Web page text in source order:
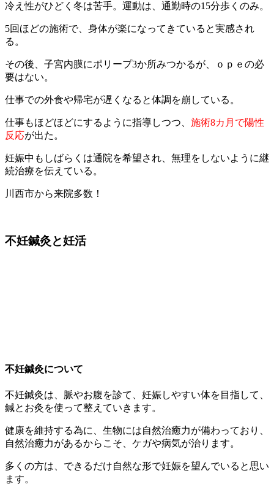
冷え性がひどく冬は苦手。 運動は、通勤時の15分歩くのみ。
5回ほどの施術で、身体が楽になってきていると実感され
る。
その後、子宮内膜にポリープ3か所みつかるが、ｏｐｅの必
要はない。
仕事での外食や帰宅が遅くなると体調を崩している。
仕事もほどほどにするように指導しつつ、 施術8カ月で陽性
反応が出た。
妊娠中もしばらくは通院を希望され、無理をしないように継
続治療を伝えている。
川西市から来院多数！
不妊鍼灸と妊活
不妊鍼灸について
不妊鍼灸は、脈やお腹を診て、妊娠しやすい体を目指して、
鍼とお灸を使って整えていきます。
健康を維持する為に、生物には自然治癒力が備わっており、
自然治癒力があるからこそ、ケガや病気が治ります。
多くの方は、できるだけ自然な形で妊娠を望んでいると思い
ます。